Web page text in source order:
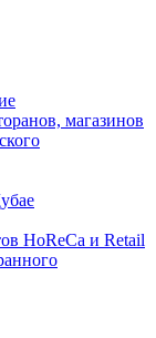
магазинов
HoReCa и Retail